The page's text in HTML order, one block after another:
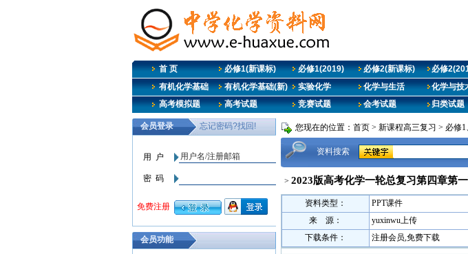
首 页 必修1(新课标) 必修1(2019) 必修2(新课标) 必修
有机化学基础
有机化学基础(新) 实验化学 化学与生活 化学与技
高考模拟题
高考试题 竞赛试题 会考试题 归类试题
会员功能
您现在的位置： 首页 > 新课程高三复习 > 必修1
资料搜索
> 2023版高考化学一轮总复习第四章第
资料类型： PPT课件
来 源：
yuxinwu上传
下载条件：
注册会员,免费下载